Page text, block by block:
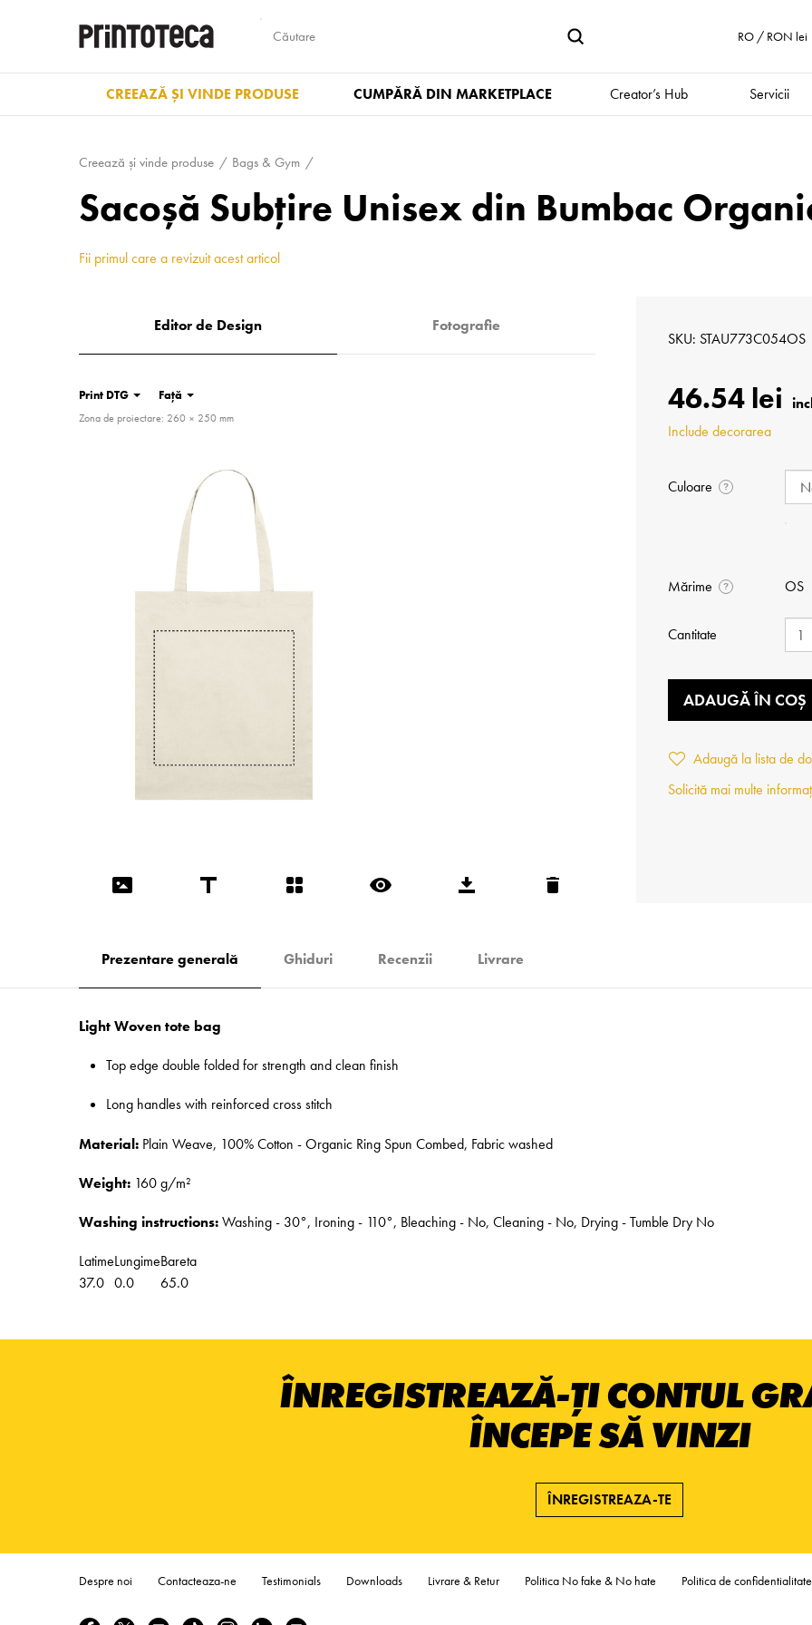
RO / RON lei
CREEAZĂ ȘI VINDE PRODUSE CUMPĂRĂ DIN MARKETPLACE Creator’s Hub Servicii
Creează și vinde produse Bags & Gym
Sacoșă Subțire Unisex din Bumbac
Fii primul care a revizuit acest articol
Editor de Design Fotografie
Print DTG Față
Zona de proiectare: 260 × 250 mm
SKU STAU773C054OS
46.54 lei
Include decorarea
Culoare ?
Mărime ? OS
Cantitate
ADAUGĂ ÎN COȘ
Adaugă la lista de
Solicită mai multe
Prezentare generală Ghiduri Recenzii Livrare
Light Woven tote bag
Top edge double folded for strength and clean finish
Long handles with reinforced cross stitch
Material: Plain Weave, 100% Cotton - Organic Ring Spun Combed, Fabric washed
Weight: 160 g/m²
Washing instructions:Washing - 30°, Ironing - 110°, Bleaching - No, Cleaning - No, Drying - Tumble Dry No
LatimeLungimeBareta
37.0 0.0 65.0
ÎNREGISTREAZĂ-ȚI CONTUL
ÎNCEPE SĂ VINZI
ÎNREGISTREAZA-TE
Despre noi Contacteaza-ne Testimonials Downloads Livrare & Retur Politica No fake & No hate Politica de confidentialitate